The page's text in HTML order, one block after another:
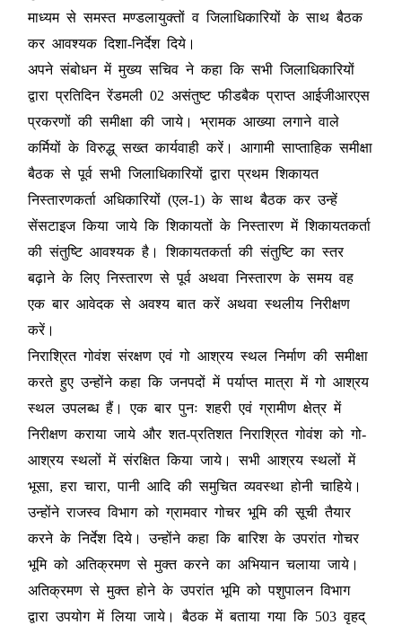
माध्यम से समस्त मण्डलायुक्तों व जिलाधिकारियों के साथ बैठक
कर आवश्यक दिशा-निर्देश दिये।
अपने संबोधन में मुख्य सचिव ने कहा कि सभी जिलाधिकारियों
द्वारा प्रतिदिन रेंडमली 02 असंतुष्ट फीडबैक प्राप्त आईजीआरएस
प्रकरणों की समीक्षा की जाये। भ्रामक आख्या लगाने वाले
कर्मियों के विरुद्ध् सख्त कार्यवाही करें। आगामी साप्ताहिक समीक्षा
बैठक से पूर्व सभी जिलाधिकारियों द्वारा प्रथम शिकायत
निस्तारणकर्ता अधिकारियों (एल-1) के साथ बैठक कर उन्हें
सेंसटाइज किया जाये कि शिकायतों के निस्तारण में शिकायतकर्ता
की संतुष्टि आवश्यक है। शिकायतकर्ता की संतुष्टि का स्तर
बढ़ाने के लिए निस्तारण से पूर्व अथवा निस्तारण के समय वह
एक बार आवेदक से अवश्य बात करें अथवा स्थलीय निरीक्षण
करें।
निराश्रित गोवंश संरक्षण एवं गो आश्रय स्थल निर्माण की समीक्षा
करते हुए उन्होंने कहा कि जनपदों में पर्याप्त मात्रा में गो आश्रय
स्थल उपलब्ध हैं। एक बार पुनः शहरी एवं ग्रामीण क्षेत्र में
निरीक्षण कराया जाये और शत-प्रतिशत निराश्रित गोवंश को गो-
आश्रय स्थलों में संरक्षित किया जाये। सभी आश्रय स्थलों में
भूसा, हरा चारा, पानी आदि की समुचित व्यवस्था होनी चाहिये।
उन्होंने राजस्व विभाग को ग्रामवार गोचर भूमि की सूची तैयार
करने के निर्देश दिये। उन्होंने कहा कि बारिश के उपरांत गोचर
भूमि को अतिक्रमण से मुक्त करने का अभियान चलाया जाये।
अतिक्रमण से मुक्त होने के उपरांत भूमि को पशुपालन विभाग
द्वारा उपयोग में लिया जाये। बैठक में बताया गया कि 503 वृहद्